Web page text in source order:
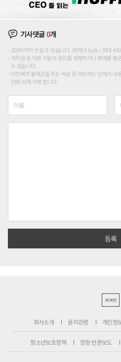
기사댓글0개
200자까지 쓰실 수 있습니다. (현재 0 byte / 최대
저작권 등 다른 사람의 권리를 침해하거나 명예를 훼
수 있습니다.
타인에게 불쾌감을 주는 욕설 등 비하하는 단어가
단에 의해 삭제 합니다.
PC버전
회사소개 윤리강령 개인정
청소년보호정책 정정·반론보도